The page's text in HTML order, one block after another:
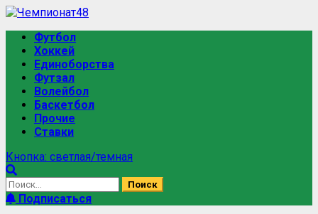
Футбол
Хоккей
Единоборства
Футзал
Волейбол
Баскетбол
Прочие
Ставки
Кнопка: светлая/темная
Подписаться